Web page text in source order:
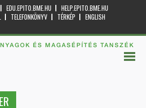
EDU.EPITO.BME.HU
HELP.EPITO.BME.HU
TELEFONKÖNYV TÉRKÉP
ENGLISH
ÉS MAGASÉPÍTÉS TANSZÉK